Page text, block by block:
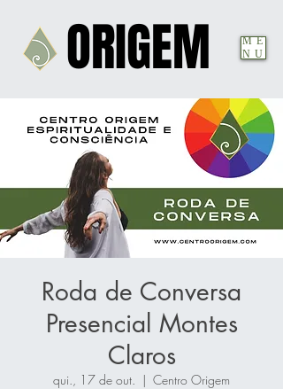
ME
NU
ORIGEM
ORIGEM
Roda de Conversa
Presencial Montes
Claros
qui., 17 de out.
  |
Centro Origem